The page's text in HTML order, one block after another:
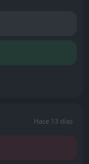
Hace 13 días